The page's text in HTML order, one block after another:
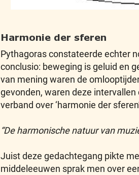
Harmonie der sferen
Pythagoras constateerde echter
conclusio: beweging is geluid en
van mening waren de
gevonden, waren deze
verband over ‘harmonie der
“De harmonische natuur van
Juist deze gedachtegang pikte
middeleeuwen sprak men over